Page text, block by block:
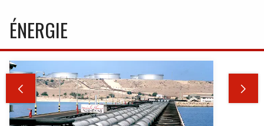
ÉNERGIE
 